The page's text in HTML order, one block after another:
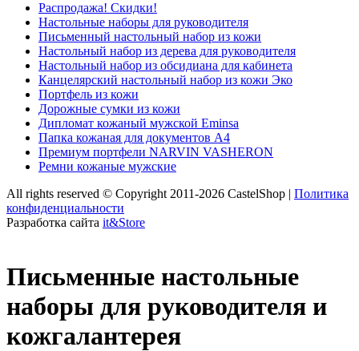
Распродажа! Скидки!
Настольные наборы для руководителя
Письменный настольный набор из кожи
Настольный набор из дерева для руководителя
Настольный набор из обсидиана для кабинета
Канцелярский настольный набор из кожи Эко
Портфель из кожи
Дорожные сумки из кожи
Дипломат кожаный мужской Eminsa
Папка кожаная для документов А4
Премиум портфели NARVIN VASHERON
Ремни кожаные мужские
All rights reserved © Copyright 2011-2026 CastelShop | Политика
конфиденциальности
Разработка сайта it&Store
Письменные настольные
наборы для руководителя и
кожгалантерея